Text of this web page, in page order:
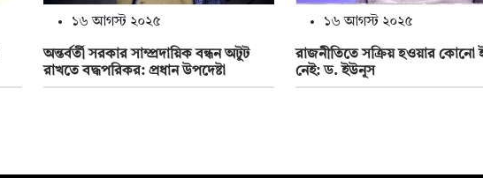
১৬ আগস্ট ২০২৫
অন্তর্বর্তী সরকার সাম্প্রদায়িক বন্ধন অটুট
রাখতে বদ্ধপরিকর: প্রধান উপদেষ্টা
১৬ আগস্ট ২০২৫
রাজনীতিতে সক্রিয় হওয়ার কোনো
নেই: ড. ইউনূস